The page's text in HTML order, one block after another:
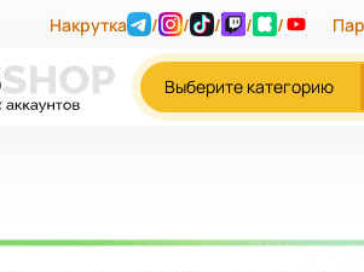
Накрутка / / / / /
Выберите категорию